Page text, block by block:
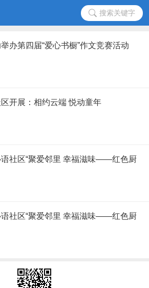
搜索关键字
办第四届“爱心书橱”作文竞赛活动
开展：相约云端 悦动童年
语社区“聚爱邻里 幸福滋味——红色厨
语社区“聚爱邻里 幸福滋味——红色厨